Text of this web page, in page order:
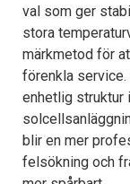
val som ger
stora
märkmetod för
förenkla
enhetlig struktur
blir en mer
felsökning och